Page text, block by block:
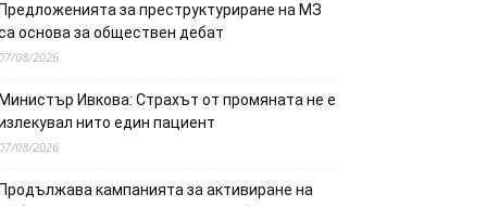
за преструктуриране на МЗ
основа за обществен дебат
08/2026
Ивкова: Страхът от промяната не е
нито един пациент
08/2026
кампанията за активиране на